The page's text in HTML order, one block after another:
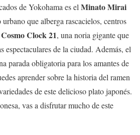
de Yokohama es el Minato Mirai
que alberga rascacielos, centros
Cosmo Clock 21, una noria gigante que
espectaculares de la ciudad. Además, el
parada obligatoria para los amantes de
aprender sobre la historia del ramen
de este delicioso plato japonés.
vas a disfrutar mucho de este